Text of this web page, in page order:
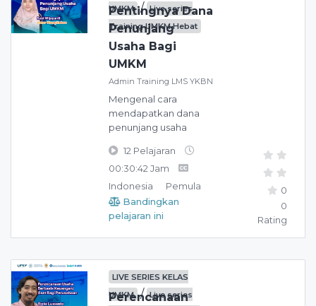
UMKM / Live series
Training UMKM Hebat
Pentingnya Dana
Penunjang
Usaha Bagi
UMKM
Admin Training LMS YKBN
Mengenal cara
mendapatkan dana
penunjang usaha
12 Pelajaran
00:30:42 Jam
Indonesia
Pemula
Bandingkan
pelajaran ini
0
0
Rating
LIVE SERIES KELAS
UMKM / Live series
Perencanaan